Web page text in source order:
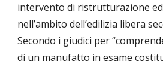
intervento di ristrutturazione
nell’ambito dell’edilizia libera
Secondo i giudici per
di un manufatto in esame